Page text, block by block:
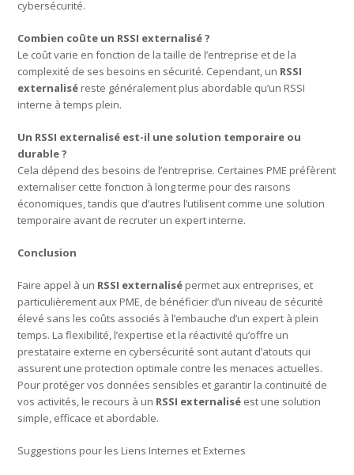
cybersécurité.
Combien coûte un RSSI externalisé ?
Le coût varie en fonction de la taille de l’entreprise et de la
complexité de ses besoins en sécurité. Cependant, un RSSI
externalisé reste généralement plus abordable qu’un RSSI
interne à temps plein.
Un RSSI externalisé est-il une solution temporaire ou
durable ?
Cela dépend des besoins de l’entreprise. Certaines PME préfèrent
externaliser cette fonction à long terme pour des raisons
économiques, tandis que d’autres l’utilisent comme une solution
temporaire avant de recruter un expert interne.
Conclusion
Faire appel à un RSSI externalisé permet aux entreprises, et
particulièrement aux PME, de bénéficier d’un niveau de sécurité
élevé sans les coûts associés à l’embauche d’un expert à plein
temps. La flexibilité, l’expertise et la réactivité qu’offre un
prestataire externe en cybersécurité sont autant d’atouts qui
assurent une protection optimale contre les menaces actuelles.
Pour protéger vos données sensibles et garantir la continuité de
vos activités, le recours à un RSSI externalisé est une solution
simple, efficace et abordable.
Suggestions pour les Liens Internes et Externes